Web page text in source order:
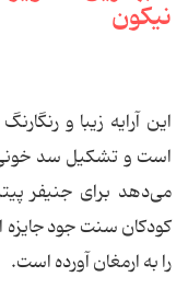
این آرایه زیبا و
است و تشکیل سد
می‌دهد برای جنیفر
کودکان سنت جود
را به ارمغان آورده است.